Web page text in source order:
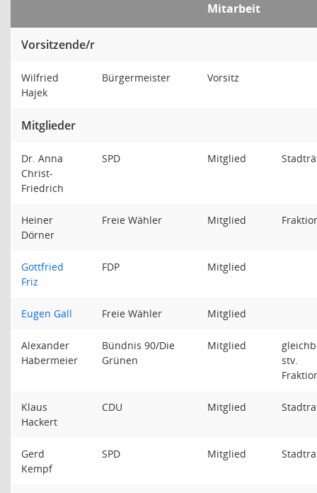
Mitarbeit
Vorsitzende/r
Wilfried
Hajek
Bürgermeister Vorsitz
Mitglieder
Dr. Anna
Christ-
Friedrich
SPD Mitglied
Heiner
Dörner
Freie Wähler Mitglied
Gottfried
Friz
FDP Mitglied
Eugen Gall Freie Wähler Mitglied
Alexander
Habermeier
Bündnis 90/Die
Grünen
Mitglied
stv.
Klaus
Hackert
CDU Mitglied
Gerd
Kempf
SPD Mitglied